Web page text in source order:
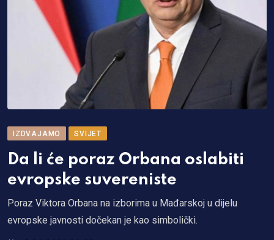
IZDVAJAMO SVIJET
Da li će poraz Orbana oslabiti
evropske suvereniste
Poraz Viktora Orbana na izborima u Mađarskoj u dijelu
evropske javnosti dočekan je kao simbolički.